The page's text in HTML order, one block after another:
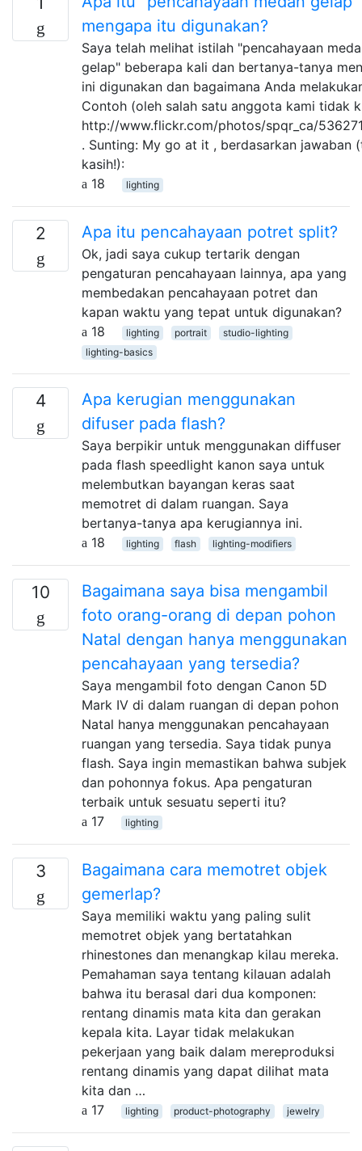
mengapa itu digunakan?
Saya telah melihat istilah "pencahayaan
gelap" beberapa kali dan bertanya-tanya
ini digunakan dan bagaimana Anda
Contoh (oleh salah satu anggota kami tidak
http://www.flickr.com/photos/spqr_ca/
. Sunting: My go at it , berdasarkan jawaban
kasih!):
18
lighting
2 Apa itu pencahayaan potret split?
Ok, jadi saya cukup tertarik dengan
pengaturan pencahayaan lainnya, apa yang
membedakan pencahayaan potret dan
kapan waktu yang tepat untuk digunakan?
18
lighting portrait
studio-lighting
lighting-basics
4
Apa kerugian menggunakan
difuser pada flash?
Saya berpikir untuk menggunakan diffuser
pada flash speedlight kanon saya untuk
melembutkan bayangan keras saat
memotret di dalam ruangan. Saya
bertanya-tanya apa kerugiannya ini.
18
lighting flash lighting-modifiers
10
Bagaimana saya bisa mengambil
foto orang-orang di depan pohon
Natal dengan hanya menggunakan
pencahayaan yang tersedia?
Saya mengambil foto dengan Canon 5D
Mark IV di dalam ruangan di depan pohon
Natal hanya menggunakan pencahayaan
ruangan yang tersedia. Saya tidak punya
flash. Saya ingin memastikan bahwa subjek
dan pohonnya fokus. Apa pengaturan
terbaik untuk sesuatu seperti itu?
17
lighting
3
Bagaimana cara memotret objek
gemerlap?
Saya memiliki waktu yang paling sulit
memotret objek yang bertatahkan
rhinestones dan menangkap kilau mereka.
Pemahaman saya tentang kilauan adalah
bahwa itu berasal dari dua komponen:
rentang dinamis mata kita dan gerakan
kepala kita. Layar tidak melakukan
pekerjaan yang baik dalam mereproduksi
rentang dinamis yang dapat dilihat mata
kita dan …
17
lighting product-photography jewelry